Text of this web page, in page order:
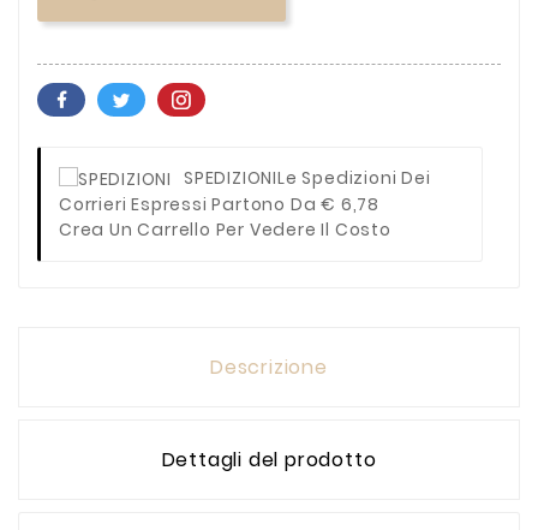
SPEDIZIONILe Spedizioni Dei
Corrieri Espressi Partono Da € 6,78
Crea Un Carrello Per Vedere Il Costo
Descrizione
Dettagli del prodotto